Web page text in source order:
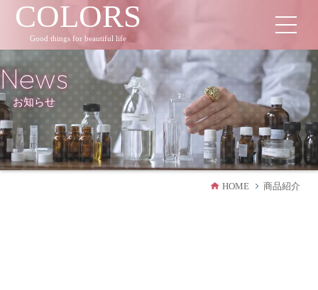
COLORS
Good things for beautiful life
News
お知らせ
HOME 商品紹介